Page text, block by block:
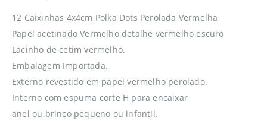
12 Caixinhas 4x4cm Polka Dots Perolada Vermelha
Papel acetinado Vermelho detalhe vermelho escuro
Lacinho de cetim vermelho.
Embalagem Importada.
Externo revestido em papel vermelho perolado.
Interno com espuma corte H para encaixar
anel ou brinco pequeno ou infantil.